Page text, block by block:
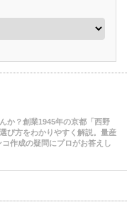
か？創業1945年の京都「西野
び方をわかりやすく解説。量産
作成の疑問にプロがお答えし